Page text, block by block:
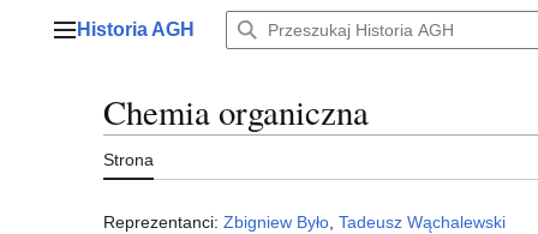
Menu główne
Historia AGH
Chemia organiczna
Strona
Reprezentanci: Zbigniew Było Tadeusz Wąchalewski